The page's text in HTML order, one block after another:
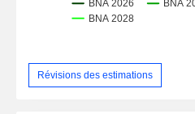
Révisions des estimations